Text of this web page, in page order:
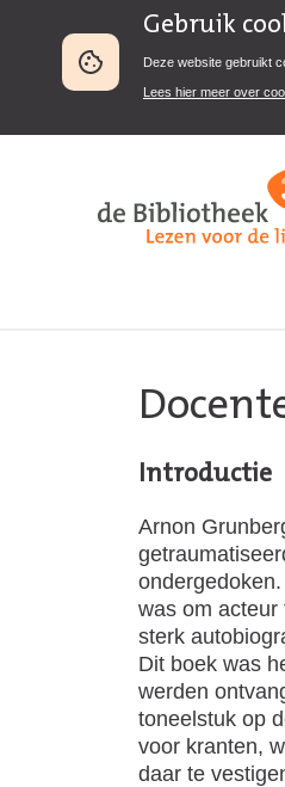
Gebruik
Deze website gebruikt
Lees hier meer over
Introductie
Arnon
was om
sterk
Dit boek was
werden
toneelstuk op
voor kranten,
daar te